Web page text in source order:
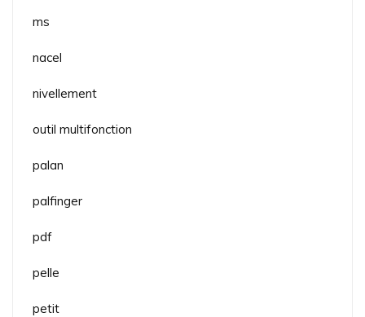
ms
nacel
nivellement
outil multifonction
palan
palfinger
pdf
pelle
petit